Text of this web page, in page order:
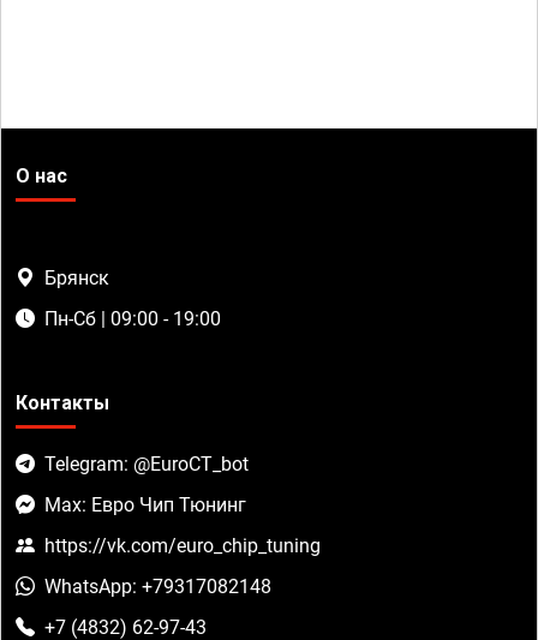
О нас
Брянск
Пн-Сб | 09:00 - 19:00
Контакты
Telegram: @EuroCT_bot
Max: Евро Чип Тюнинг
https://vk.com/euro_chip_tuning
WhatsApp: +79317082148
+7 (4832) 62-97-43